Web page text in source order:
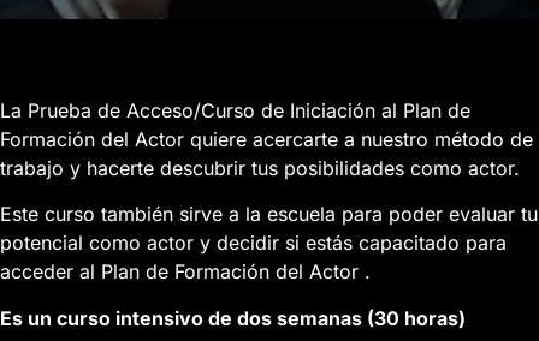
La Prueba de Acceso/Curso de Iniciación al Plan de
Formación del Actor quiere acercarte a nuestro método de
trabajo y hacerte descubrir tus posibilidades como actor.
Este curso también sirve a la escuela para poder evaluar tu
potencial como actor y decidir si estás capacitado para
acceder al Plan de Formación del Actor .
Es un curso intensivo de dos semanas (30 horas)